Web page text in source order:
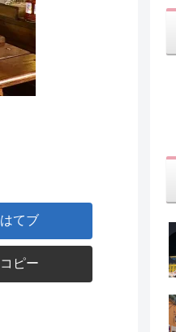
はてブ
コピー